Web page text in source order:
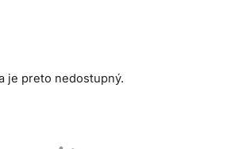
je preto nedostupný.